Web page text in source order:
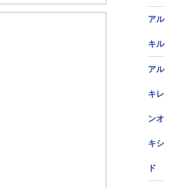
アル
キル
アル
キレ
ンオ
キシ
ド